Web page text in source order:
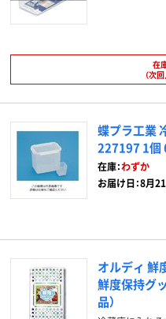
在
（次
蝶プラ工業
227197 1個
在庫：わずか
お届け日：8月21
オルディ
鮮度保持
品）